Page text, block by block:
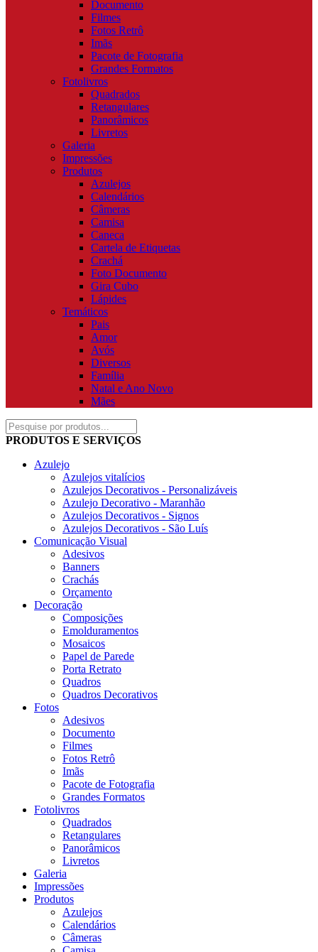
Documento
Filmes
Fotos Retrô
Imãs
Pacote de Fotografia
Grandes Formatos
Fotolivros
Quadrados
Retangulares
Panorâmicos
Livretos
Galeria
Impressões
Produtos
Azulejos
Calendários
Câmeras
Camisa
Caneca
Cartela de Etiquetas
Crachá
Foto Documento
Gira Cubo
Lápides
Temáticos
Pais
Amor
Avós
Diversos
Família
Natal e Ano Novo
Mães
PRODUTOS E SERVIÇOS
Azulejo
Azulejos vitalícios
Azulejos Decorativos - Personalizáveis
Azulejo Decorativo - Maranhão
Azulejos Decorativos - Signos
Azulejos Decorativos - São Luís
Comunicação Visual
Adesivos
Banners
Crachás
Orçamento
Decoração
Composições
Emolduramentos
Mosaicos
Papel de Parede
Porta Retrato
Quadros
Quadros Decorativos
Fotos
Adesivos
Documento
Filmes
Fotos Retrô
Imãs
Pacote de Fotografia
Grandes Formatos
Fotolivros
Quadrados
Retangulares
Panorâmicos
Livretos
Galeria
Impressões
Produtos
Azulejos
Calendários
Câmeras